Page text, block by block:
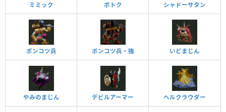
ミミック ボトク シャドーサタン
ポンコツ兵 ポンコツ兵・強 いどまじん
やみのまじん デビルアーマー ヘルクラウダー